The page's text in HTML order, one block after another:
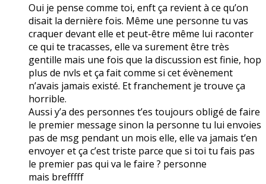
Oui je pense comme toi, enft ça revient à ce qu’on
disait la dernière fois. Même une personne tu vas
craquer devant elle et peut-être même lui raconter
ce qui te tracasses, elle va surement être très
gentille mais une fois que la discussion est finie, hop
plus de nvls et ça fait comme si cet évènement
n’avais jamais existé. Et franchement je trouve ça
horrible.
Aussi y’a des personnes t’es toujours obligé de faire
le premier message sinon la personne tu lui envoies
pas de msg pendant un mois elle, elle va jamais t’en
envoyer et ça c’est triste parce que si toi tu fais pas
le premier pas qui va le faire ? personne
mais brefffff